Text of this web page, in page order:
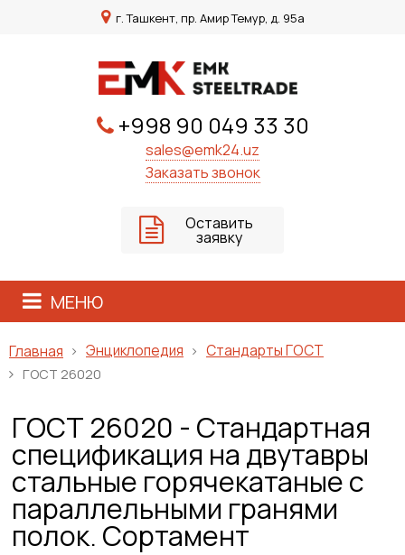
г. Ташкент, пр. Амир Темур, д. 95а
+998 90 049 33 30
sales@emk24.uz
Заказать звонок
Оставить
заявку
МЕНЮ
Главная Энциклопедия Стандарты ГОСТ
ГОСТ 26020
ГОСТ 26020 - Стандартная
спецификация на двутавры
стальные горячекатаные с
параллельными гранями
полок. Сортамент